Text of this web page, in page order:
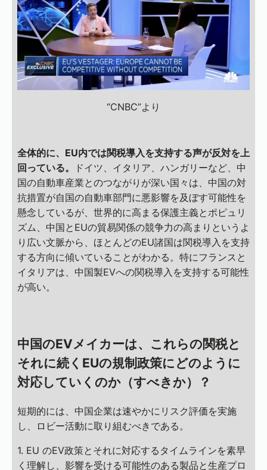
“CNBC”より
全体的に、EU内では関税導入を支持する声が反対を上
回っている。
ドイツ、イタリア、ハンガリーなど、中
国の自動車産業とのつながりが深い国々は、中国の対
抗措置が自国の自動車部門に悪影響を及ぼす可能性を
懸念しているが、世界的に高まる保護主義とポピュリ
ズム、中国とEUの貿易関係の競争力の高まりというよ
り広い文脈から、ほとんどのEU諸国は関税導入を支持
する方向に傾いていることがわかる。特にフランスと
イタリアは、中国製EVへの関税導入を支持する可能性
が高い。
中国のEVメイカーは、これらの関税と
それに続くEUの規制政策にどのように
対応していくのか（すべきか）？
短期的には、中国企業は速やかにリスク評価を実施
し、ロビー活動に取り組むべきである。
1. EU のEV政策とそれに対応するタイムラインを素早
く理解し、影響を受ける可能性のある製品と生産プロ